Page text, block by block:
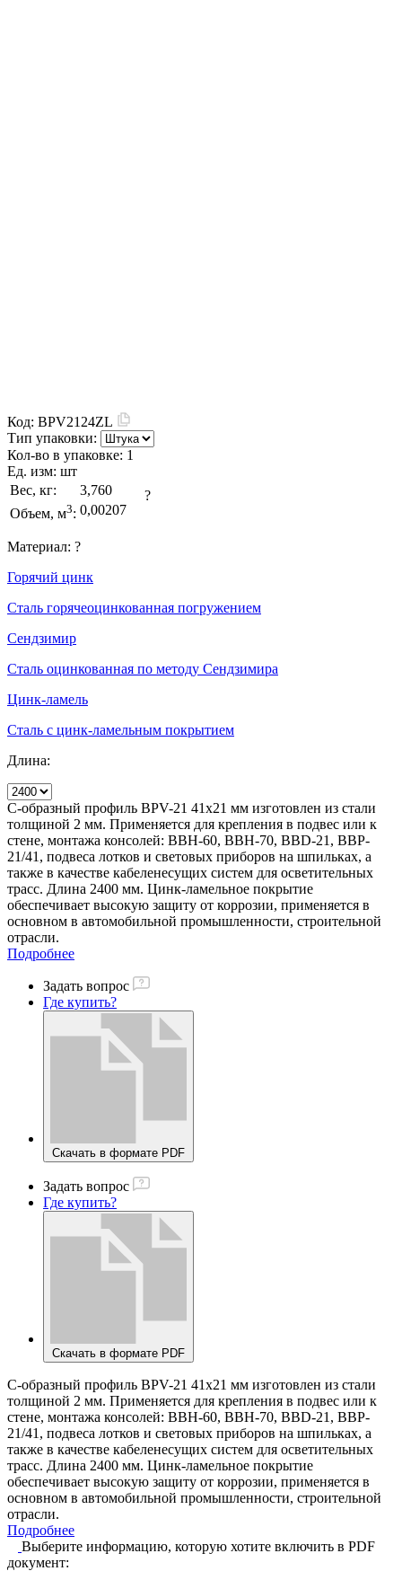
Код: BPV2124ZL
Тип упаковки:
Кол-во в упаковке: 1
Ед. изм: шт
Вес, кг:
3,760
Объем, м3: 0,00207
?
Материал: ?
Горячий цинк
Сталь горячеоцинкованная погружением
Сендзимир
Сталь оцинкованная по методу Сендзимира
Цинк-ламель
Сталь с цинк-ламельным покрытием
Длина:
С-образный профиль BPV-21 41х21 мм изготовлен из стали
толщиной 2 мм. Применяется для крепления в подвес или к
стене, монтажа консолей: ВВН-60, ВВН-70, BBD-21, BBP-
21/41, подвеса лотков и световых приборов на шпильках, а
также в качестве кабеленесущих систем для осветительных
трасс. Длина 2400 мм. Цинк-ламельное покрытие
обеспечивает высокую защиту от коррозии, применяется в
основном в автомобильной промышленности, строительной
отрасли.
Подробнее
Задать вопрос
Где купить?
Скачать в формате PDF
Задать вопрос
Где купить?
Скачать в формате PDF
С-образный профиль BPV-21 41х21 мм изготовлен из стали
толщиной 2 мм. Применяется для крепления в подвес или к
стене, монтажа консолей: ВВН-60, ВВН-70, BBD-21, BBP-
21/41, подвеса лотков и световых приборов на шпильках, а
также в качестве кабеленесущих систем для осветительных
трасс. Длина 2400 мм. Цинк-ламельное покрытие
обеспечивает высокую защиту от коррозии, применяется в
основном в автомобильной промышленности, строительной
отрасли.
Подробнее
Выберите информацию, которую хотите включить в PDF
документ: